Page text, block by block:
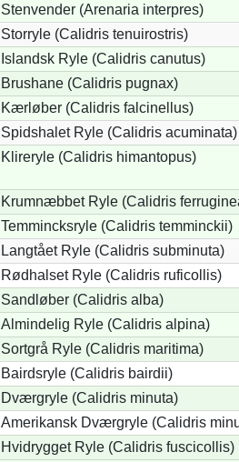
Stenvender (Arenaria interpres)
Storryle (Calidris tenuirostris)
Islandsk Ryle (Calidris canutus)
Brushane (Calidris pugnax)
Kærløber (Calidris falcinellus)
Spidshalet Ryle (Calidris acuminata)
Klireryle (Calidris himantopus)
Krumnæbbet Ryle (Calidris
Temmincksryle (Calidris temminckii)
Langtået Ryle (Calidris subminuta)
Rødhalset Ryle (Calidris ruficollis)
Sandløber (Calidris alba)
Almindelig Ryle (Calidris alpina)
Sortgrå Ryle (Calidris maritima)
Bairdsryle (Calidris bairdii)
Dværgryle (Calidris minuta)
Amerikansk Dværgryle (Calidris
Hvidrygget Ryle (Calidris fuscicollis)